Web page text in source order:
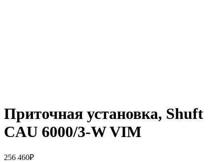
Приточная установка, Shuft
CAU 6000/3-W VIM
256 460₽